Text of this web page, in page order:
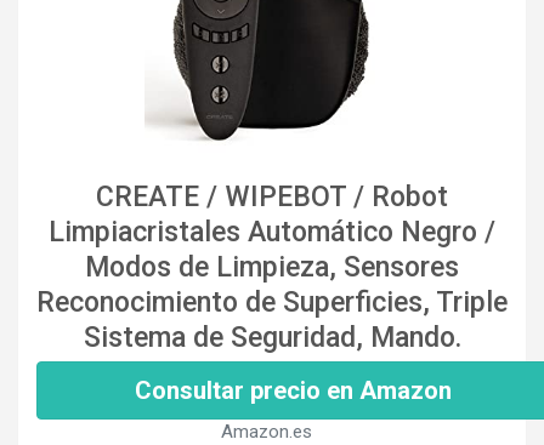
CREATE / WIPEBOT / Robot
Limpiacristales Automático Negro /
Modos de Limpieza, Sensores
Reconocimiento de Superficies, Triple
Sistema de Seguridad, Mando.
Consultar precio en Amazon
Amazon.es